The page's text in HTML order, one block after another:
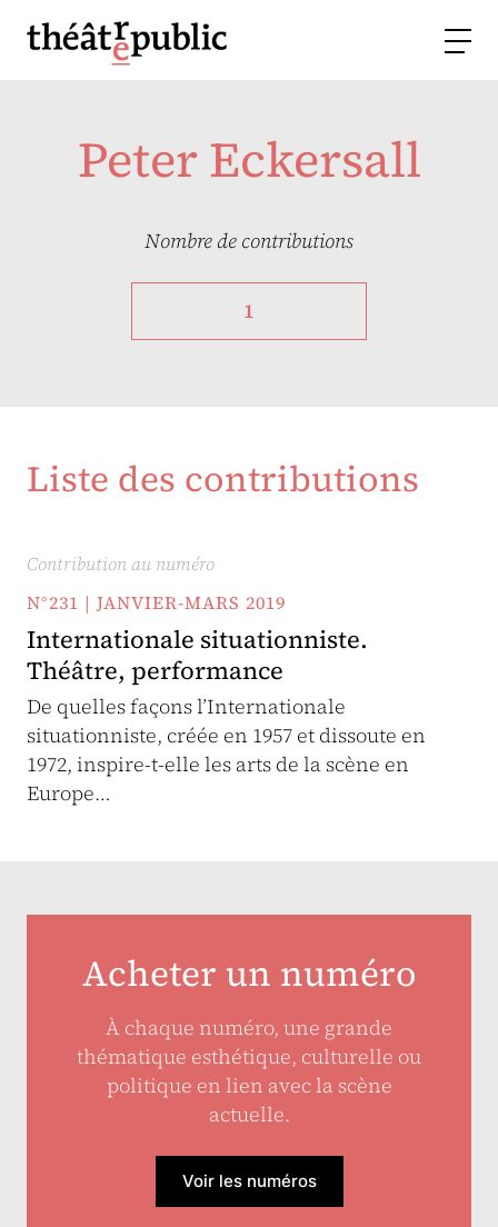
Peter Eckersall
Nombre de contributions
1
Liste des contributions
Contribution au numéro
N°231 | JANVIER-MARS 2019
Internationale situationniste.
Théâtre, performance
De quelles façons l’Internationale
situationniste, créée en 1957 et dissoute en
1972, inspire-t-elle les arts de la scène en
Europe…
Acheter un numéro
À chaque numéro, une grande
thématique esthétique, culturelle ou
politique en lien avec la scène
actuelle.
Voir les numéros